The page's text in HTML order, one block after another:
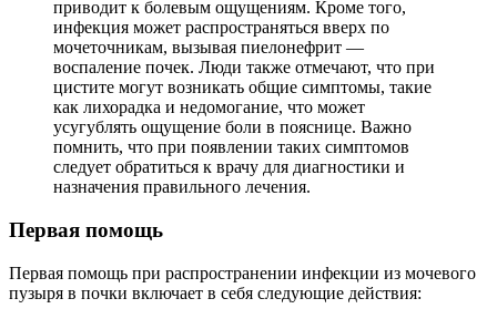
приводит к болевым ощущениям. Кроме того,
инфекция может распространяться вверх по
мочеточникам, вызывая пиелонефрит —
воспаление почек. Люди также отмечают, что при
цистите могут возникать общие симптомы, такие
как лихорадка и недомогание, что может
усугублять ощущение боли в пояснице. Важно
помнить, что при появлении таких симптомов
следует обратиться к врачу для диагностики и
назначения правильного лечения.
Первая помощь
Первая помощь при распространении инфекции из мочевого
пузыря в почки включает в себя следующие действия: